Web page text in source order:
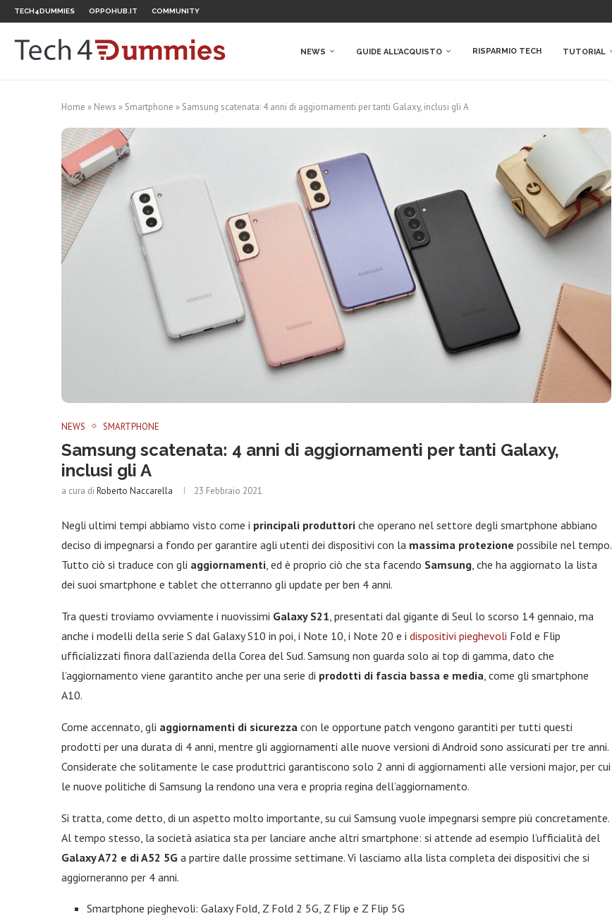
TECH4DUMMIES OPPOHUB.IT COMMUNITY
NEWS GUIDE ALL’ACQUISTO RISPARMIO TECH TUTORIAL
Home » News » Smartphone » Samsung scatenata: 4 anni di aggiornamenti per tanti Galaxy, inclusi gli A
NEWS SMARTPHONE
Samsung scatenata: 4 anni di aggiornamenti per tanti Galaxy,
inclusi gli A
a cura di Roberto Naccarella 23 Febbraio 2021
Negli ultimi tempi abbiamo visto come i principali produttori che operano nel settore degli smartphone abbiano
deciso di impegnarsi a fondo per garantire agli utenti dei dispositivi con la massima protezione possibile nel tempo.
Tutto ciò si traduce con gli aggiornamenti , ed è proprio ciò che sta facendo Samsung , che ha aggiornato la lista
dei suoi smartphone e tablet che otterranno gli update per ben 4 anni.
Tra questi troviamo ovviamente i nuovissimi Galaxy S21 , presentati dal gigante di Seul lo scorso 14 gennaio, ma
anche i modelli della serie S dal Galaxy S10 in poi, i Note 10, i Note 20 e i dispositivi pieghevoli Fold e Flip
ufficializzati finora dall’azienda della Corea del Sud. Samsung non guarda solo ai top di gamma, dato che
l’aggiornamento viene garantito anche per una serie di prodotti di fascia bassa e media , come gli smartphone
A10.
Come accennato, gli aggiornamenti di sicurezza con le opportune patch vengono garantiti per tutti questi
prodotti per una durata di 4 anni, mentre gli aggiornamenti alle nuove versioni di Android sono assicurati per tre anni.
Considerate che solitamente le case produttrici garantiscono solo 2 anni di aggiornamenti alle versioni major, per cui
le nuove politiche di Samsung la rendono una vera e propria regina dell’aggiornamento.
Si tratta, come detto, di un aspetto molto importante, su cui Samsung vuole impegnarsi sempre più concretamente.
Al tempo stesso, la società asiatica sta per lanciare anche altri smartphone: si attende ad esempio l’ufficialità del
Galaxy A72 e di A52 5G a partire dalle prossime settimane. Vi lasciamo alla lista completa dei dispositivi che si
aggiorneranno per 4 anni.
Smartphone pieghevoli: Galaxy Fold, Z Fold 2 5G, Z Flip e Z Flip 5G